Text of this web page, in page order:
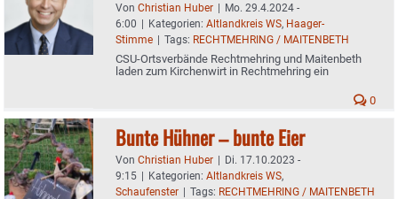
Von Christian Huber | Mo. 29.4.2024 -
6:00 | Kategorien: Altlandkreis WS, Haager-
Stimme | Tags: RECHTMEHRING / MAITENBETH
CSU-Ortsverbände Rechtmehring und Maitenbeth
laden zum Kirchenwirt in Rechtmehring ein
0
Bunte Hühner – bunte Eier
Von Christian Huber | Di. 17.10.2023 -
9:15 | Kategorien: Altlandkreis WS,
Schaufenster | Tags: RECHTMEHRING / MAITENBETH